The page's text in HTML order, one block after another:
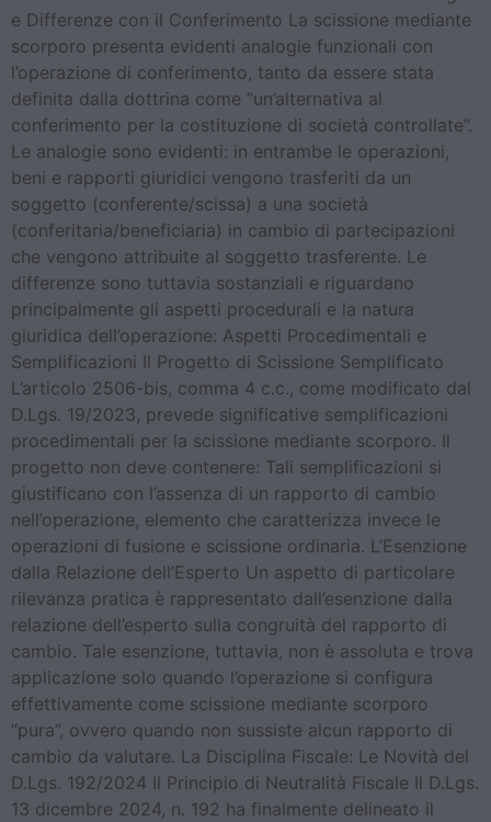
e Differenze con il Conferimento La scissione mediante
scorporo presenta evidenti analogie funzionali con
l’operazione di conferimento, tanto da essere stata
definita dalla dottrina come “un’alternativa al
conferimento per la costituzione di società controllate”.
Le analogie sono evidenti: in entrambe le operazioni,
beni e rapporti giuridici vengono trasferiti da un
soggetto (conferente/scissa) a una società
(conferitaria/beneficiaria) in cambio di partecipazioni
che vengono attribuite al soggetto trasferente. Le
differenze sono tuttavia sostanziali e riguardano
principalmente gli aspetti procedurali e la natura
giuridica dell’operazione: Aspetti Procedimentali e
Semplificazioni Il Progetto di Scissione Semplificato
L’articolo 2506-bis, comma 4 c.c., come modificato dal
D.Lgs. 19/2023, prevede significative semplificazioni
procedimentali per la scissione mediante scorporo. Il
progetto non deve contenere: Tali semplificazioni si
giustificano con l’assenza di un rapporto di cambio
nell’operazione, elemento che caratterizza invece le
operazioni di fusione e scissione ordinaria. L’Esenzione
dalla Relazione dell’Esperto Un aspetto di particolare
rilevanza pratica è rappresentato dall’esenzione dalla
relazione dell’esperto sulla congruità del rapporto di
cambio. Tale esenzione, tuttavia, non è assoluta e trova
applicazione solo quando l’operazione si configura
effettivamente come scissione mediante scorporo
“pura”, ovvero quando non sussiste alcun rapporto di
cambio da valutare. La Disciplina Fiscale: Le Novità del
D.Lgs. 192/2024 Il Principio di Neutralità Fiscale Il D.Lgs.
13 dicembre 2024, n. 192 ha finalmente delineato il